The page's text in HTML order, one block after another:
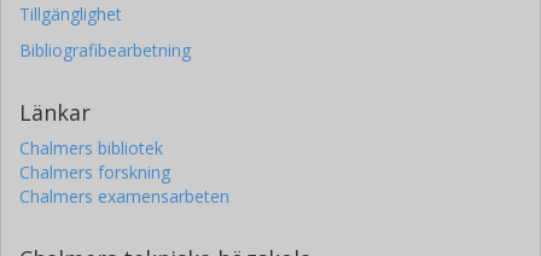
Tillgänglighet
Bibliografibearbetning
Länkar
Chalmers bibliotek
Chalmers forskning
Chalmers examensarbeten